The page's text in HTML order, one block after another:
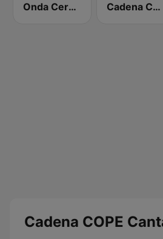
Onda Cero Madrid Cadena COPE Sevilla
Cadena COPE